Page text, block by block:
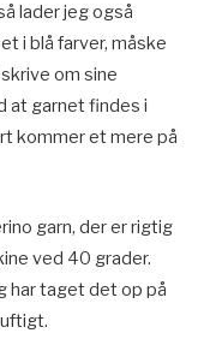
lader jeg også
i blå farver, måske
om sine
at garnet findes i
kommer et mere på
garn, der er rigtig
ved 40 grader.
har taget det op på